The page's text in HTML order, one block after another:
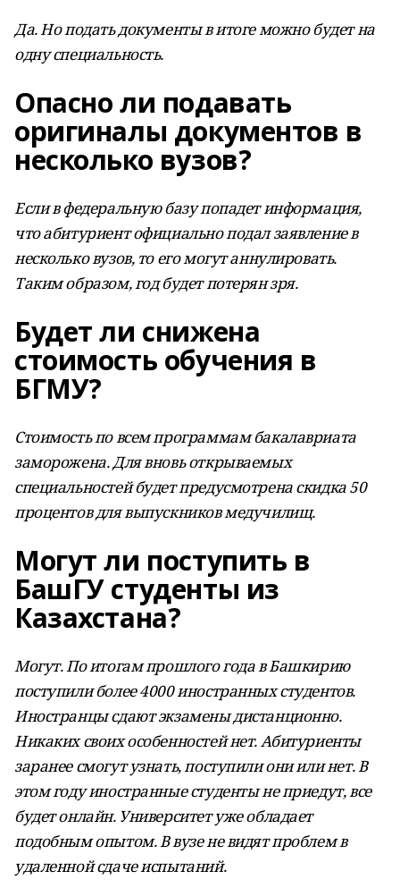
Да. Но подать документы в итоге можно будет на
одну специальность.
Опасно ли подавать
оригиналы документов в
несколько вузов?
Если в федеральную базу попадет информация,
что абитуриент официально подал заявление в
несколько вузов, то его могут аннулировать.
Таким образом, год будет потерян зря.
Будет ли снижена
стоимость обучения в
БГМУ?
Стоимость по всем программам бакалавриата
заморожена. Для вновь открываемых
специальностей будет предусмотрена скидка 50
процентов для выпускников медучилищ.
Могут ли поступить в
БашГУ студенты из
Казахстана?
Могут. По итогам прошлого года в Башкирию
поступили более 4000 иностранных студентов.
Иностранцы сдают экзамены дистанционно.
Никаких своих особенностей нет. Абитуриенты
заранее смогут узнать, поступили они или нет. В
этом году иностранные студенты не приедут, все
будет онлайн. Университет уже обладает
подобным опытом. В вузе не видят проблем в
удаленной сдаче испытаний.